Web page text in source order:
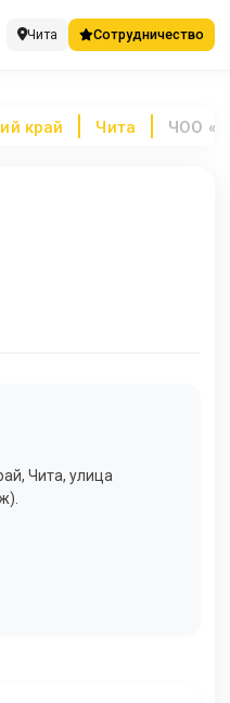
Чита Сотрудничество
край Чита ЧОО
Чита, улица